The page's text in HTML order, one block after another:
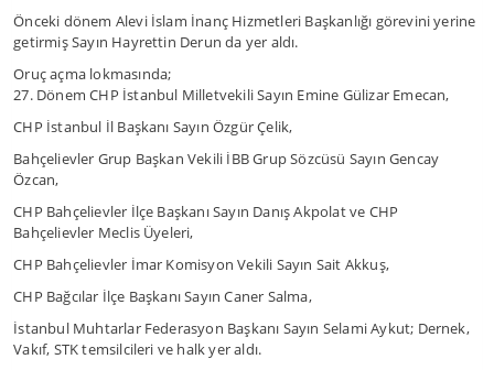
Önceki dönem Alevi İslam İnanç Hizmetleri Başkanlığı görevini yerine
getirmiş Sayın Hayrettin Derun da yer aldı.
Oruç açma lokmasında;
27. Dönem CHP İstanbul Milletvekili Sayın Emine Gülizar Emecan,
CHP İstanbul İl Başkanı Sayın Özgür Çelik,
Bahçelievler Grup Başkan Vekili İBB Grup Sözcüsü Sayın Gencay
Özcan,
CHP Bahçelievler İlçe Başkanı Sayın Danış Akpolat ve CHP
Bahçelievler Meclis Üyeleri,
CHP Bahçelievler İmar Komisyon Vekili Sayın Sait Akkuş,
CHP Bağcılar İlçe Başkanı Sayın Caner Salma,
İstanbul Muhtarlar Federasyon Başkanı Sayın Selami Aykut; Dernek,
Vakıf, STK temsilcileri ve halk yer aldı.